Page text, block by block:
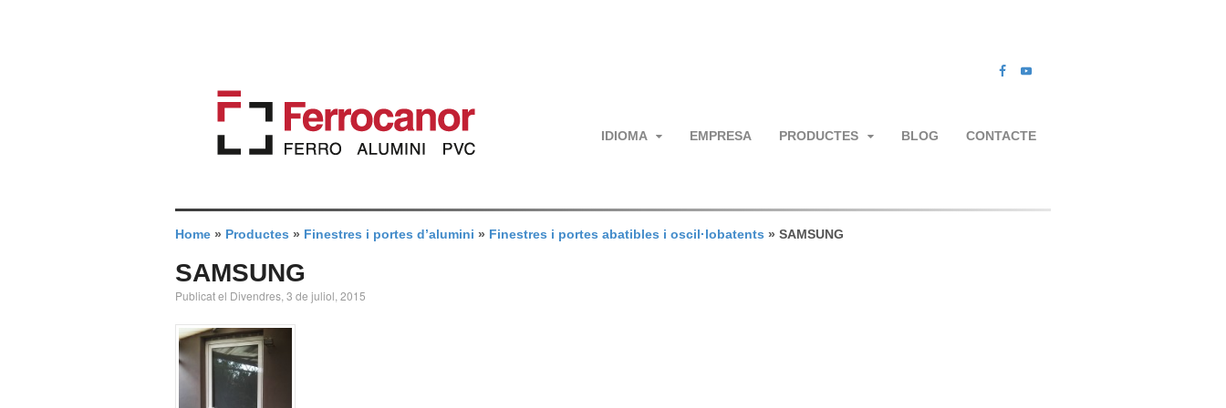
IDIOMA EMPRESA PRODUCTES BLOG CONTACTE
Home » Productes » Finestres i portes d’alumini » Finestres i portes abatibles i oscil·lobatents » SAMSUNG
SAMSUNG
Publicat el Divendres, 3 de juliol, 2015